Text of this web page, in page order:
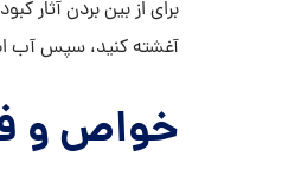
آغشته کنید، سپس آب
خواص و